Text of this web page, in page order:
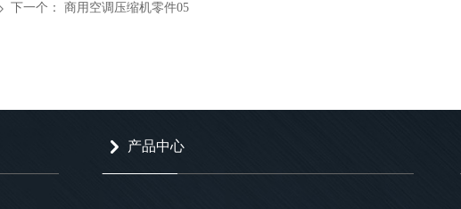
下一个： 商用空调压缩机零件05
낑 产品中心